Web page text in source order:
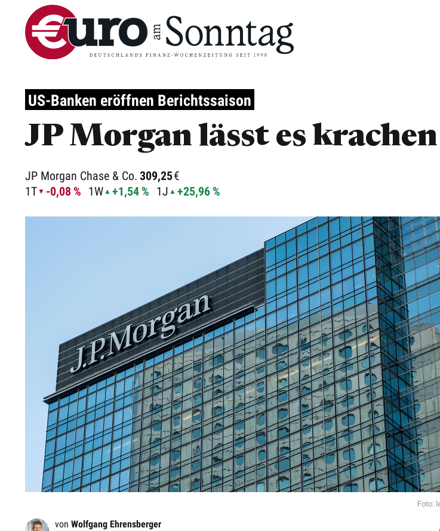
US-Banken eröffnen Berichtssaison
JP Morgan lässt es krachen
JP Morgan Chase & Co. 309,25€
1T
-0,08 % 1W +1,54 % 1J +25,96 %
Foto:
von Wolfgang Ehrensberger